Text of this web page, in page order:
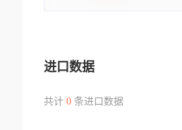
进口数据
共计 0条进口数据